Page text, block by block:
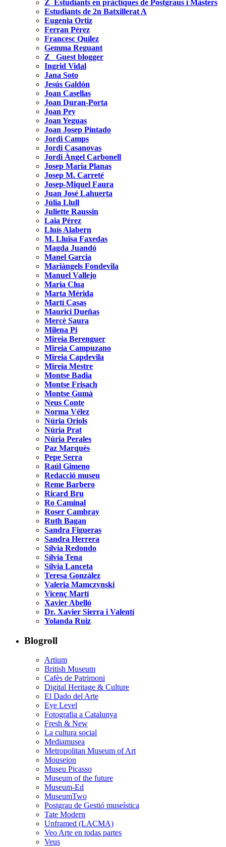
Z_Estudiants en pràctiques de Postgraus i Màsters
Estudiants de 2n Batxillerat A
Eugenia Ortiz
Ferran Pérez
Francesc Quílez
Gemma Reguant
Z_ Guest blogger
Ingrid Vidal
Jana Soto
Jesús Galdón
Joan Casellas
Joan Duran-Porta
Joan Pey
Joan Yeguas
Joan Josep Pintado
Jordi Camps
Jordi Casanovas
Jordi Àngel Carbonell
Josep Maria Planas
Josep M. Carreté
Josep-Miquel Faura
Juan José Lahuerta
Júlia Llull
Juliette Raussin
Laia Pérez
Lluís Alabern
M. Lluïsa Faxedas
Magda Juandó
Manel Garcia
Mariàngels Fondevila
Manuel Vallejo
Maria Clua
Marta Mérida
Martí Casas
Maurici Dueñas
Mercè Saura
Milena Pi
Mireia Berenguer
Mireia Campuzano
Mireia Capdevila
Mireia Mestre
Montse Badia
Montse Frisach
Montse Gumà
Neus Conte
Norma Vélez
Núria Oriols
Núria Prat
Núria Perales
Paz Marquès
Pepe Serra
Raúl Gimeno
Redacció museu
Reme Barbero
Ricard Bru
Ro Caminal
Roser Cambray
Ruth Bagan
Sandra Figueras
Sandra Herrera
Sílvia Redondo
Sílvia Tena
Sílvia Lanceta
Teresa González
Valeria Mamczynski
Vicenç Martí
Xavier Abelló
Dr. Xavier Sierra i Valentí
Yolanda Ruiz
Blogroll
Artium
British Museum
Cafès de Patrimoni
Digital Heritage & Culture
El Dado del Arte
Eye Level
Fotografia a Catalunya
Fresh & New
La cultura social
Mediamusea
Metropolitan Museum of Art
Mouseion
Museu Picasso
Museum of the future
Museum-Ed
MuseumTwo
Postgrau de Gestió museística
Tate Modern
Unframed (LACMA)
Veo Arte en todas partes
Veus